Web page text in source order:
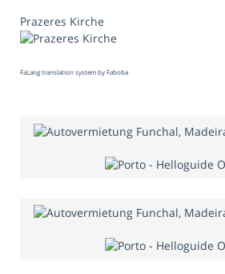
Prazeres Kirche
FaLang translation system by Faboba